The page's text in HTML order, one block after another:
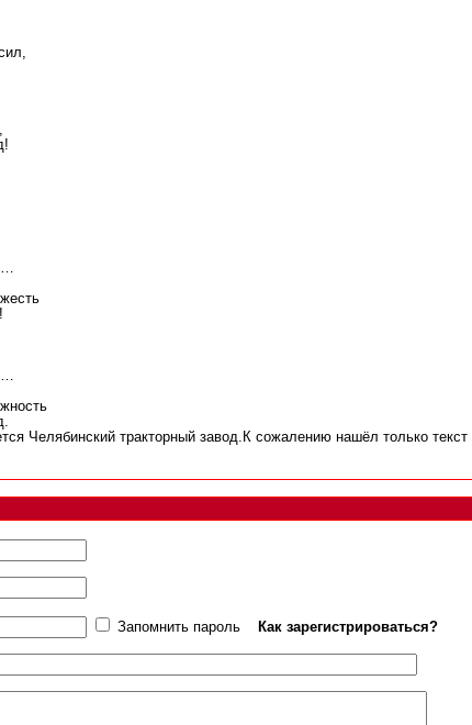
Челябинский тракторный завод.К сожалению нашёл только текст
Запомнить пароль
Как зарегистрироваться?